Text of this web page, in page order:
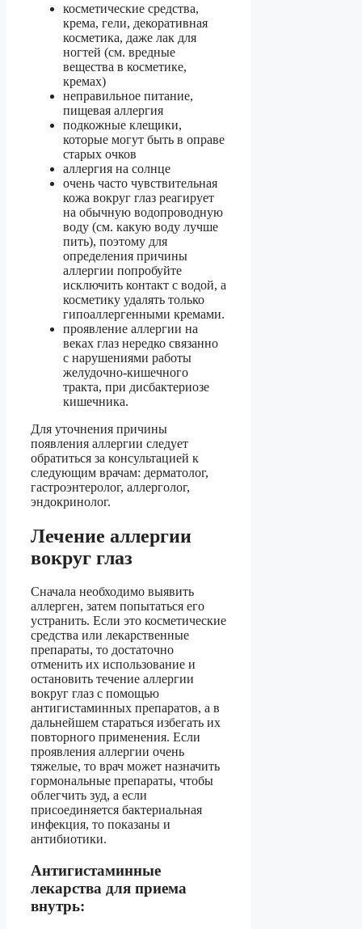
косметические средства,
крема, гели, декоративная
косметика, даже лак для
ногтей (см. вредные
вещества в косметике,
кремах)
неправильное питание,
пищевая аллергия
подкожные клещики,
которые могут быть в оправе
старых очков
аллергия на солнце
очень часто чувствительная
кожа вокруг глаз реагирует
на обычную водопроводную
воду (см. какую воду лучше
пить), поэтому для
определения причины
аллергии попробуйте
исключить контакт с водой, а
косметику удалять только
гипоаллергенными кремами.
проявление аллергии на
веках глаз нередко связанно
с нарушениями работы
желудочно-кишечного
тракта, при дисбактериозе
кишечника.
Для уточнения причины
появления аллергии следует
обратиться за консультацией к
следующим врачам: дерматолог,
гастроэнтеролог, аллерголог,
эндокринолог.
Лечение аллергии
вокруг глаз
Сначала необходимо выявить
аллерген, затем попытаться его
устранить. Если это косметические
средства или лекарственные
препараты, то достаточно
отменить их использование и
остановить течение аллергии
вокруг глаз с помощью
антигистаминных препаратов, а в
дальнейшем стараться избегать их
повторного применения. Если
проявления аллергии очень
тяжелые, то врач может назначить
гормональные препараты, чтобы
облегчить зуд, а если
присоединяется бактериальная
инфекция, то показаны и
антибиотики.
Антигистаминные
лекарства для приема
внутрь: